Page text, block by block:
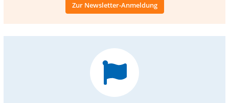
Zur Newsletter-Anmeldung